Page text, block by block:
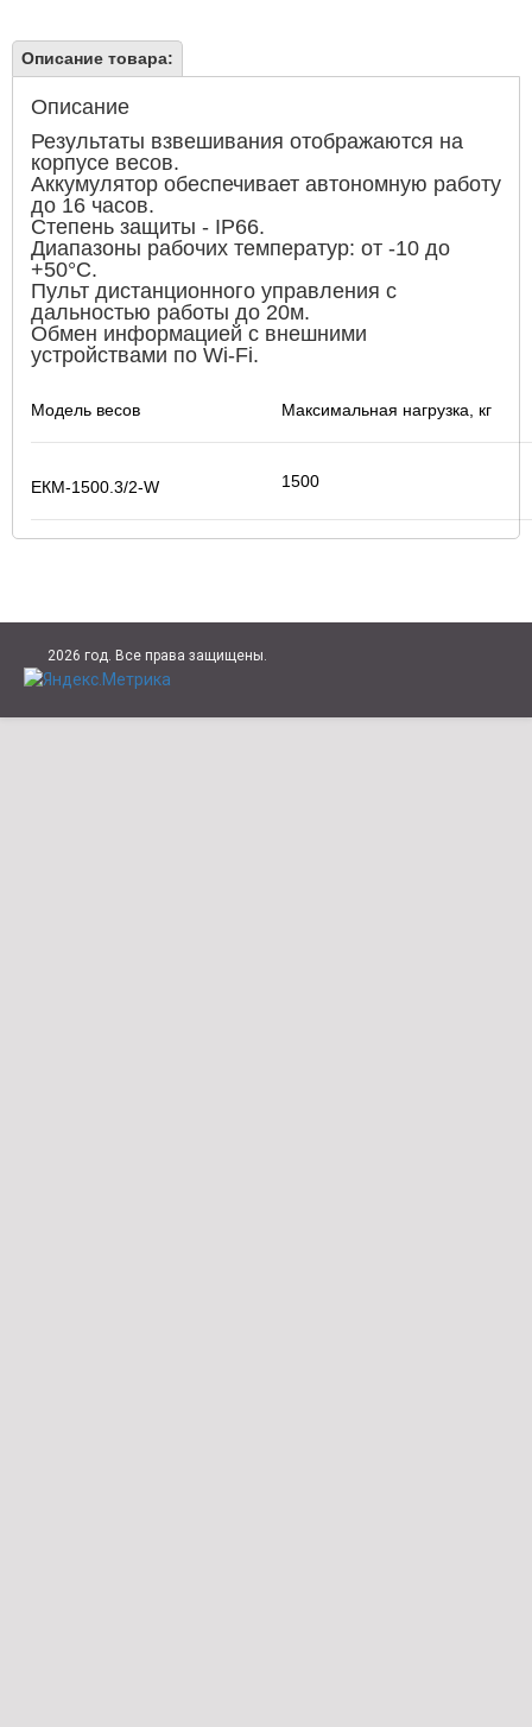
Описание товара:
Описание
Результаты взвешивания отображаются на
корпусе весов.
Аккумулятор обеспечивает автономную работу
до 16 часов.
Степень защиты - IP66.
Диапазоны рабочих температур: от -10 до
+50°С.
Пульт дистанционного управления с
дальностью работы до 20м.
Обмен информацией с внешними
устройствами по Wi-Fi.
Модель весов Максимальная нагрузка, кг
ЕКМ-1500.3/2-W 1500
2026 год. Все права защищены.